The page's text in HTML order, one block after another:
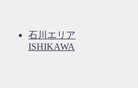
石川エリア
ISHIKAWA